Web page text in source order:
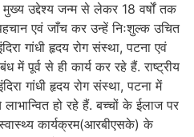
उद्देश्य जन्म से लेकर 18 वर्षों तक
एवं जाँच कर उन्हें निःशुल्क उचित
गांधी हृदय रोग संस्था, पटना एवं
में पूर्व से ही कार्य कर रहे हैं. राष्ट्रीय
गांधी हृदय रोग संस्था, पटना में
हो रहे हैं. बच्चों के ईलाज पर
कार्यक्रम(आरबीएसके) के